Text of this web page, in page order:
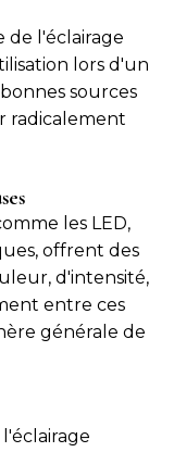
de l'éclairage
lors d'un
sources
radicalement
les LED,
offrent des
d'intensité,
entre ces
générale de